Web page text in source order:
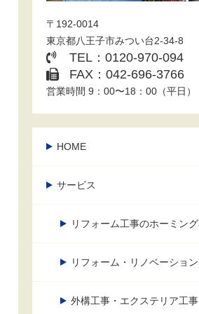
〒192-0014
東京都八王子市みつい台2-34-8
TEL：0120-970-094
FAX：042-696-3766
営業時間 9：00〜18：00（平日）
HOME
サービス
リフォーム工事のホーミング
リフォーム・リノベーション
外構工事・エクステリア工事